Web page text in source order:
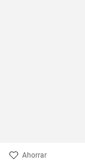
Ahorrar